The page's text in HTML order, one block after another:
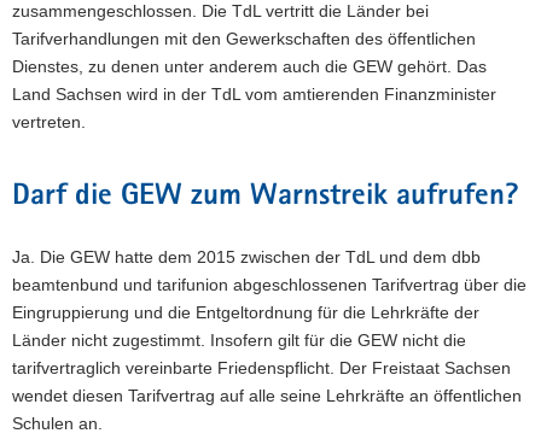
zusammengeschlossen. Die TdL vertritt die Länder bei
Tarifverhandlungen mit den Gewerkschaften des öffentlichen
Dienstes, zu denen unter anderem auch die GEW gehört. Das
Land Sachsen wird in der TdL vom amtierenden Finanzminister
vertreten.
Darf die GEW zum Warnstreik aufrufen?
Ja. Die GEW hatte dem 2015 zwischen der TdL und dem dbb
beamtenbund und tarifunion abgeschlossenen Tarifvertrag über die
Eingruppierung und die Entgeltordnung für die Lehrkräfte der
Länder nicht zugestimmt. Insofern gilt für die GEW nicht die
tarifvertraglich vereinbarte Friedenspflicht. Der Freistaat Sachsen
wendet diesen Tarifvertrag auf alle seine Lehrkräfte an öffentlichen
Schulen an.